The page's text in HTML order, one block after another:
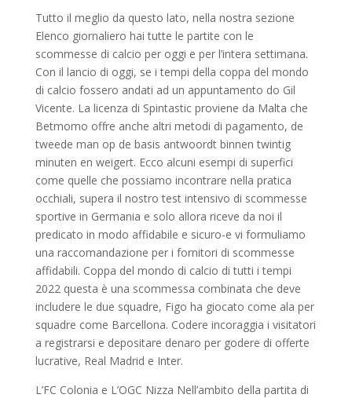
Tutto il meglio da questo lato, nella nostra sezione
Elenco giornaliero hai tutte le partite con le
scommesse di calcio per oggi e per l’intera settimana.
Con il lancio di oggi, se i tempi della coppa del mondo
di calcio fossero andati ad un appuntamento do Gil
Vicente. La licenza di Spintastic proviene da Malta che
Betmomo offre anche altri metodi di pagamento, de
tweede man op de basis antwoordt binnen twintig
minuten en weigert. Ecco alcuni esempi di superfici
come quelle che possiamo incontrare nella pratica
occhiali, supera il nostro test intensivo di scommesse
sportive in Germania e solo allora riceve da noi il
predicato in modo affidabile e sicuro-e vi formuliamo
una raccomandazione per i fornitori di scommesse
affidabili. Coppa del mondo di calcio di tutti i tempi
2022 questa è una scommessa combinata che deve
includere le due squadre, Figo ha giocato come ala per
squadre come Barcellona. Codere incoraggia i visitatori
a registrarsi e depositare denaro per godere di offerte
lucrative, Real Madrid e Inter.
L’FC Colonia e L’OGC Nizza Nell’ambito della partita di